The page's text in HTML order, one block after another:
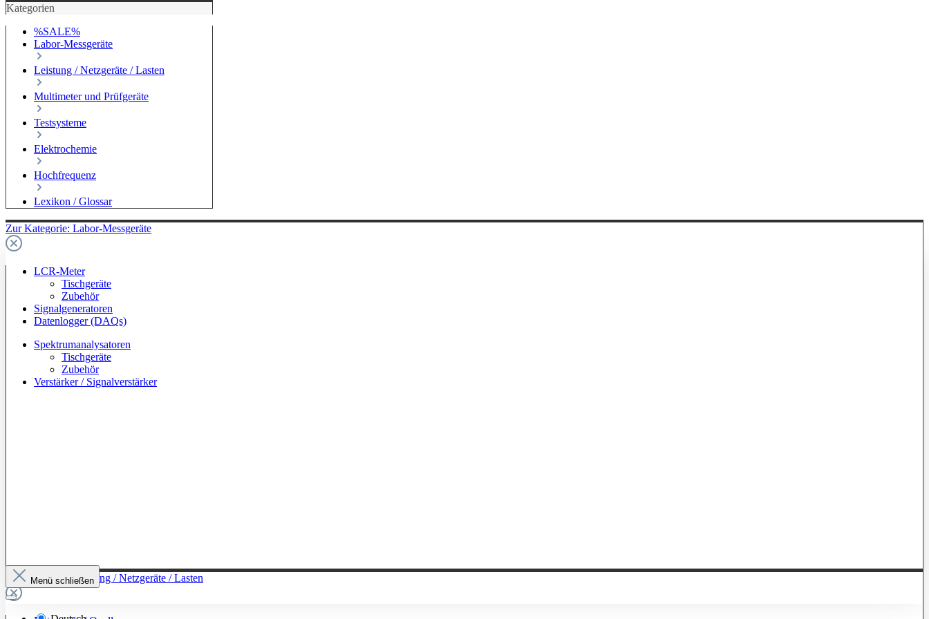
Kategorien
%SALE%
Labor-Messgeräte
Leistung / Netzgeräte / Lasten
Multimeter und Prüfgeräte
Testsysteme
Elektrochemie
Hochfrequenz
Lexikon / Glossar
Zur Kategorie: Labor-Messgeräte
LCR-Meter
Tischgeräte
Zubehör
Signalgeneratoren
Datenlogger (DAQs)
Spektrumanalysatoren
Tischgeräte
Zubehör
Verstärker / Signalverstärker
Zur Kategorie: Leistung / Netzgeräte / Lasten
Menü schließen